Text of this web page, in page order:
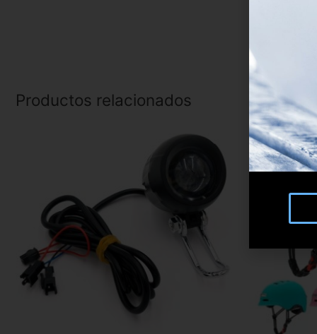
Productos relacionados